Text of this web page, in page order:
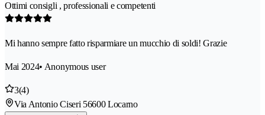
Ottimi consigli , professionali e competenti
Mi hanno sempre fatto risparmiare un mucchio di soldi! Grazie
Mai 2024• Anonymous user
3(4)
Via Antonio Ciseri 56600 Locarno